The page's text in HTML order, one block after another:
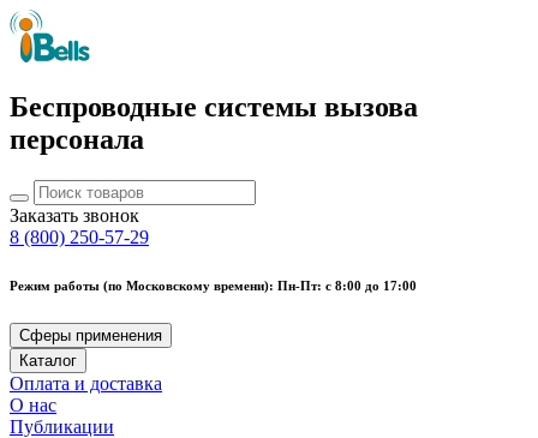
Беспроводные системы вызова
персонала
Заказать звонок
8 (800) 250-57-29
Режим работы (по Московскому времени): Пн-Пт: с 8:00 до 17:00
Сферы применения
Каталог
Оплата и доставка
О нас
Публикации